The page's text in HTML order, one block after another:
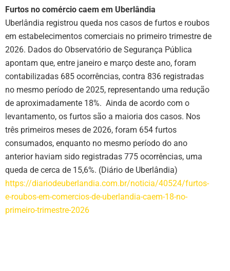
Furtos no comércio caem em Uberlândia
Uberlândia registrou queda nos casos de furtos e roubos
em estabelecimentos comerciais no primeiro trimestre de
2026. Dados do Observatório de Segurança Pública
apontam que, entre janeiro e março deste ano, foram
contabilizadas 685 ocorrências, contra 836 registradas
no mesmo período de 2025, representando uma redução
de aproximadamente 18%. Ainda de acordo com o
levantamento, os furtos são a maioria dos casos. Nos
três primeiros meses de 2026, foram 654 furtos
consumados, enquanto no mesmo período do ano
anterior haviam sido registradas 775 ocorrências, uma
queda de cerca de 15,6%. (Diário de Uberlândia)
https://diariodeuberlandia.com.br/noticia/40524/furtos-
e-roubos-em-comercios-de-uberlandia-caem-18-no-
primeiro-trimestre-2026